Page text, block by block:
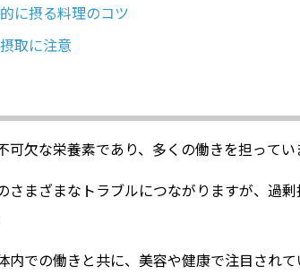
に摂る料理のコツ
取に注意
欠な栄養素であり、多くの働きを担ってい
さまざまなトラブルにつながりますが、過
内での働きと共に、美容や健康で注目され